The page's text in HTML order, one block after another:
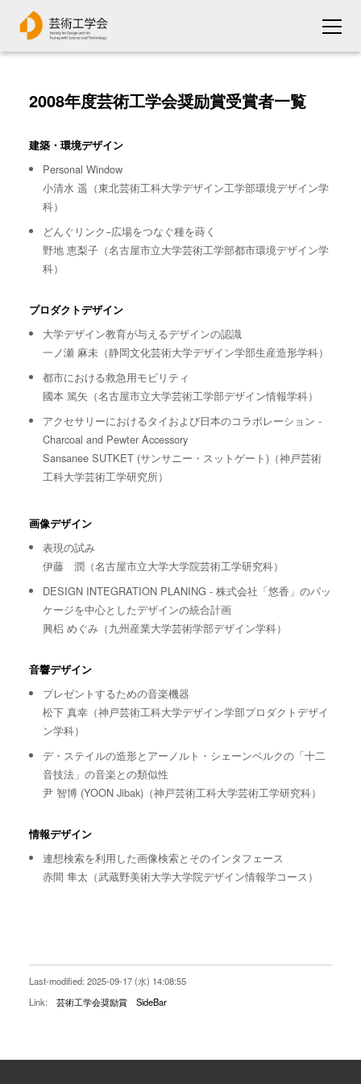
2008年度芸術工学会奨励賞受賞者一覧
建築・環境デザイン
Personal Window
小清水 遥（東北芸術工科大学デザイン工学部環境デザイン学
科）
どんぐリンク−広場をつなぐ種を蒔く
野地 恵梨子（名古屋市立大学芸術工学部都市環境デザイン学
科）
プロダクトデザイン
大学デザイン教育が与えるデザインの認識
一ノ瀬 麻未（静岡文化芸術大学デザイン学部生産造形学科）
都市における救急用モビリティ
國本 篤矢（名古屋市立大学芸術工学部デザイン情報学科）
アクセサリーにおけるタイおよび日本のコラボレーション -
Charcoal and Pewter Accessory
Sansanee SUTKET (サンサニー・スットゲート)（神戸芸術
工科大学芸術工学研究所）
画像デザイン
表現の試み
伊藤 潤（名古屋市立大学大学院芸術工学研究科）
DESIGN INTEGRATION PLANING - 株式会社「悠香」のパッ
ケージを中心としたデザインの統合計画
興梠 めぐみ（九州産業大学芸術学部デザイン学科）
音響デザイン
プレゼントするための音楽機器
松下 真幸（神戸芸術工科大学デザイン学部プロダクトデザイ
ン学科）
デ・ステイルの造形とアーノルト・シェーンベルクの「十二
音技法」の音楽との類似性
尹 智博 (YOON Jibak)（神戸芸術工科大学芸術工学研究科）
情報デザイン
連想検索を利用した画像検索とそのインタフェース
赤間 隼太（武蔵野美術大学大学院デザイン情報学コース）
Last-modified: 2025-09-17 (水) 14:08:55
Link:
芸術工学会奨励賞 SideBar